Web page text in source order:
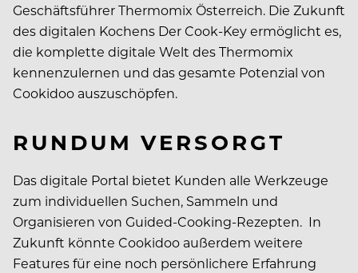
Geschäftsführer Thermomix Österreich. Die Zukunft
des digitalen Kochens Der Cook-Key ermöglicht es,
die komplette digitale Welt des Thermomix
kennenzulernen und das gesamte Potenzial von
Cookidoo auszuschöpfen.
RUNDUM VERSORGT
Das digitale Portal bietet Kunden alle Werkzeuge
zum individuellen Suchen, Sammeln und
Organisieren von Guided-Cooking-Rezepten. In
Zukunft könnte Cookidoo außerdem weitere
Features für eine noch persönlichere Erfahrung